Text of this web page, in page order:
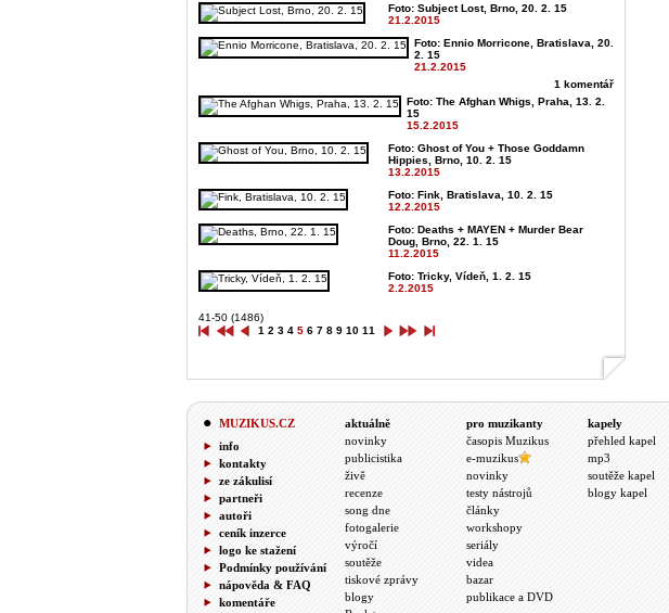
Foto: Subject Lost, Brno, 20. 2. 15
21.2.2015
Foto: Ennio Morricone, Bratislava, 20.
2. 15
21.2.2015
1 komentář
Foto: The Afghan Whigs, Praha, 13. 2.
15
15.2.2015
Foto: Ghost of You + Those Goddamn
Hippies, Brno, 10. 2. 15
13.2.2015
Foto: Fink, Bratislava, 10. 2. 15
12.2.2015
Foto: Deaths + MAYEN + Murder Bear
Doug, Brno, 22. 1. 15
11.2.2015
Foto: Tricky, Vídeň, 1. 2. 15
2.2.2015
41-50 (1486)
1 2 3 4 5 6 7 8 9 10 11
MUZIKUS.CZ
info
kontakty
ze zákulisí
partneři
autoři
ceník inzerce
logo ke stažení
Podmínky používání
nápověda & FAQ
komentáře
aktuálně
novinky
publicistika
živě
recenze
song dne
fotogalerie
výročí
soutěže
tiskové zprávy
blogy
pro muzikanty
časopis Muzikus
e-muzikus
novinky
testy nástrojů
články
workshopy
seriály
videa
bazar
publikace a DVD
kapely
přehled kapel
mp3
soutěže kapel
blogy kapel